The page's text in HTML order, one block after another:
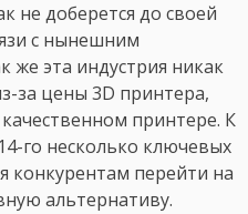
не доберется до своей
с нынешним
же эта индустрия никак
за цены 3D принтера,
принтере. К
го несколько ключевых
конкурентам перейти на
альтернативу.